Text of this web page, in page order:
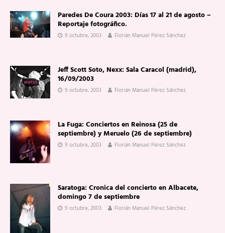
Paredes De Coura 2003: Días 17 al 21 de agosto –
Reportaje fotográfico.
9 octubre, 2003 Florián Manuel Pérez Sánchez
Jeff Scott Soto, Nexx: Sala Caracol (madrid),
16/09/2003
9 octubre, 2003 Florián Manuel Pérez Sánchez
La Fuga: Conciertos en Reinosa (25 de
septiembre) y Meruelo (26 de septiembre)
9 octubre, 2003 Florián Manuel Pérez Sánchez
Saratoga: Cronica del concierto en Albacete,
domingo 7 de septiembre
9 octubre, 2003 Florián Manuel Pérez Sánchez